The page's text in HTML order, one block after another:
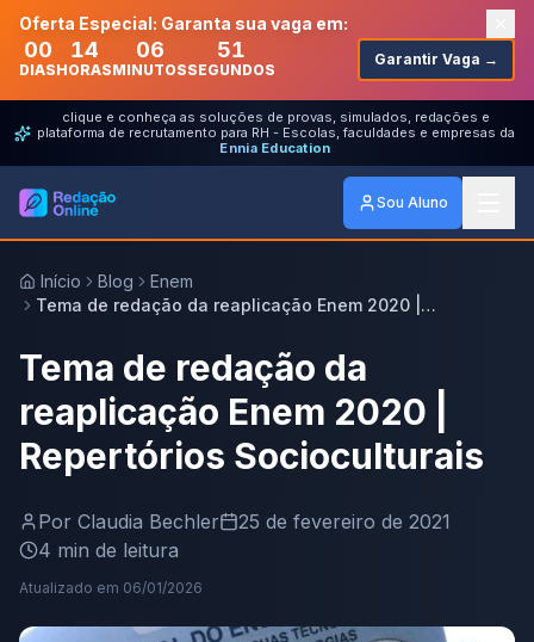
Oferta Especial: Garanta sua vaga em:
00
DIAS
14
HORAS
06
MINUTOS
51
SEGUNDOS
Garantir Vaga →
clique e conheça as soluções de provas, simulados, redações e
plataforma de recrutamento para RH - Escolas, faculdades e empresas da
Ennia Education
Sou Aluno
Início Blog
Enem
Tema de redação da reaplicação Enem 2020 |
Tema de redação da
reaplicação Enem 2020 |
Repertórios Socioculturais
Por Claudia Bechler
25 de fevereiro de 2021
4 min de leitura
Atualizado em 06/01/2026